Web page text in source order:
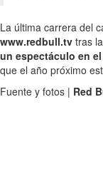
La última carrera del
www.redbull.tv tras
un espectáculo en
que el año próximo
Fuente y fotos | Red